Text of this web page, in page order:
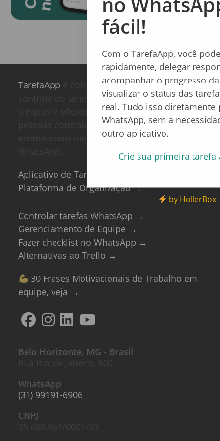
TarefaApp é considerado o aplicativo de
controle de tarefas e gestão de times mais
simples e eficiente do Brasil. Com ele, as
pessoas controlam produtividade e
estabelecem metas semanais dentro do
Aplicativo de Tarefa →
Plataforma de Organização →
Controlar tarefas WhatsApp →
Gerenciamento de Equipe →
Fazer checklist no WhatsApp →
Alternativas ao Trello →
30 Frases Motivacionais de Trabalho em
equipe, veja →
Belo Horizonte, MG - Brasil
WhatsApp
(31) 99191-6906
CNPJ
fácil!
Com o TarefaApp, você
rapidamente, delegar
acompanhar o progresso
visualizar o status das
real. Tudo isso diretamente
WhatsApp, sem a
outro aplicativo.
Crie sua primeira
by HollerBox